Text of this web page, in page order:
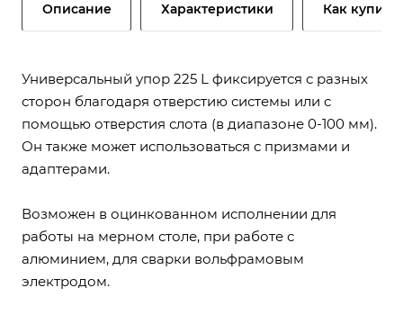
Описание Характеристики Как купить
Универсальный упор 225 L фиксируется с разных
сторон благодаря отверстию системы или с
помощью отверстия слота (в диапазоне 0-100 мм).
Он также может использоваться с призмами и
адаптерами.
Возможен в оцинкованном исполнении для
работы на мерном столе, при работе с
алюминием, для сварки вольфрамовым
электродом.